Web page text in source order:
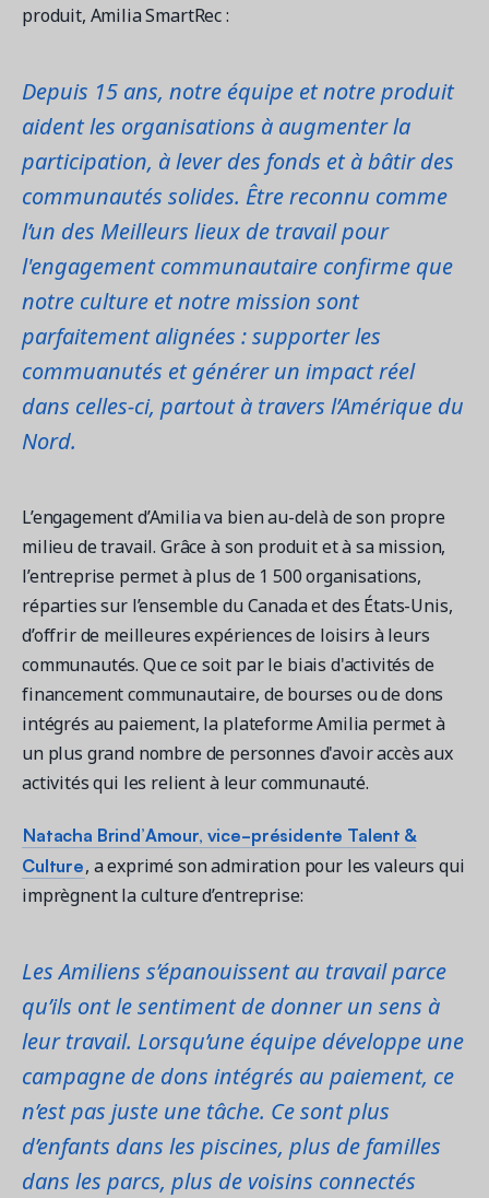
produit, Amilia SmartRec :
Depuis 15 ans, notre équipe et notre produit
aident les organisations à augmenter la
participation, à lever des fonds et à bâtir des
communautés solides. Être reconnu comme
l’un des Meilleurs lieux de travail pour
l'engagement communautaire confirme que
notre culture et notre mission sont
parfaitement alignées : supporter les
commuanutés et générer un impact réel
dans celles-ci, partout à travers l’Amérique du
Nord.
L’engagement d’Amilia va bien au-delà de son propre
milieu de travail. Grâce à son produit et à sa mission,
l’entreprise permet à plus de 1 500 organisations,
réparties sur l’ensemble du Canada et des États-Unis,
d’offrir de meilleures expériences de loisirs à leurs
communautés. Que ce soit par le biais d'activités de
financement communautaire, de bourses ou de dons
intégrés au paiement, la plateforme Amilia permet à
un plus grand nombre de personnes d'avoir accès aux
activités qui les relient à leur communauté.
Natacha Brind’Amour, vice-présidente Talent &
Culture, a exprimé son admiration pour les valeurs qui
imprègnent la culture d’entreprise:
Les Amiliens s’épanouissent au travail parce
qu’ils ont le sentiment de donner un sens à
leur travail. Lorsqu’une équipe développe une
campagne de dons intégrés au paiement, ce
n’est pas juste une tâche. Ce sont plus
d’enfants dans les piscines, plus de familles
dans les parcs, plus de voisins connectés